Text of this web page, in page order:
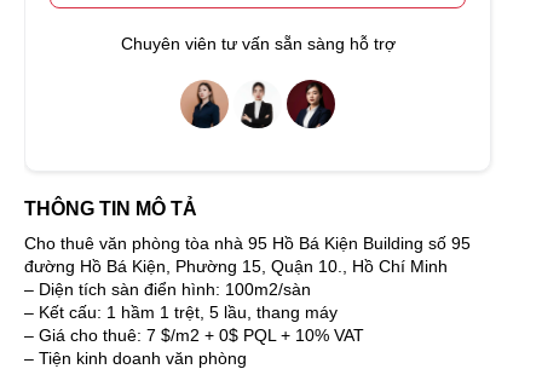
Chuyên viên tư vấn sẵn sàng hỗ trợ
THÔNG TIN MÔ TẢ
Cho thuê văn phòng tòa nhà 95 Hồ Bá Kiện Building số 95
đường Hồ Bá Kiện, Phường 15, Quận 10., Hồ Chí Minh
– Diện tích sàn điển hình: 100m2/sàn
– Kết cấu: 1 hầm 1 trệt, 5 lầu, thang máy
– Giá cho thuê: 7 $/m2 + 0$ PQL + 10% VAT
– Tiện kinh doanh văn phòng